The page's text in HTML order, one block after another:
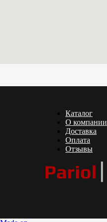
Каталог
О компании
Доставка
Оплата
Отзывы